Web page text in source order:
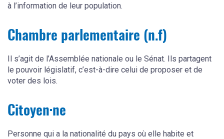
à l’information de leur population.
Chambre parlementaire (n.f)
Il s’agit de l’Assemblée nationale ou le Sénat. Ils partagent
le pouvoir législatif, c’est-à-dire celui de proposer et de
voter des lois.
Citoyen·ne
Personne qui a la nationalité du pays où elle habite et